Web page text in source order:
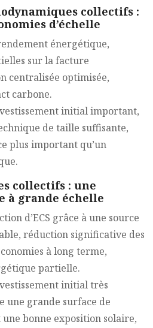
collectifs :
d’échelle
énergétique,
sur la facture
centralisée optimisée,
carbone.
initial important,
de taille suffisante,
plus important qu’un
collectifs : une
à grande échelle
d’ECS grâce à une source
réduction significative des
à long terme,
partielle.
initial très
une grande surface de
bonne exposition solaire,